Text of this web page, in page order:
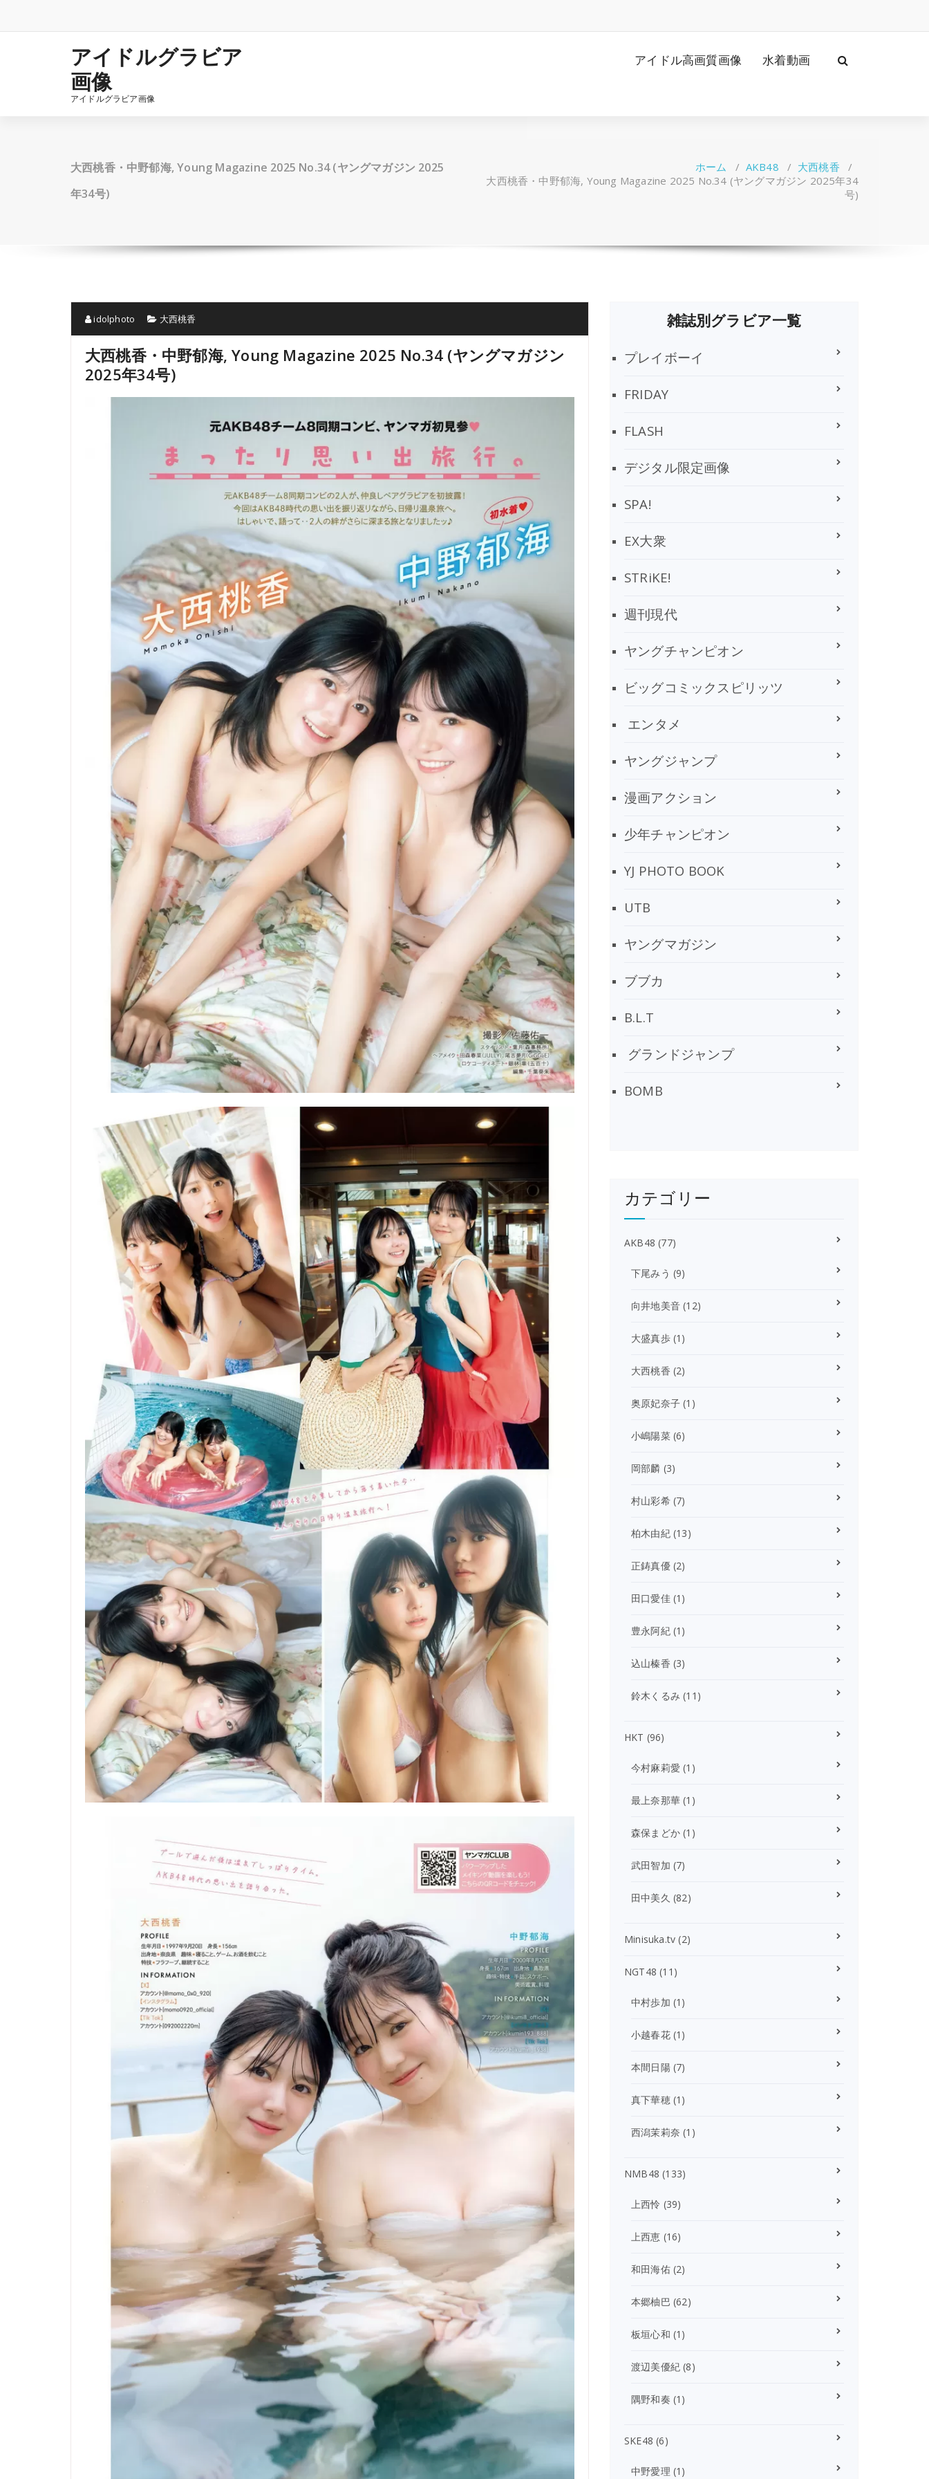
テ
アイドルグラビア
画像
アイドルグラビア画像
アイドル高画質画像 水着動画
大西桃香・中野郁海, Young Magazine 2025 No.34 (ヤングマガジン 2025
年34号)
ホーム / AKB48 / 大西桃香 /
大西桃香・中野郁海, Young Magazine 2025 No.34 (ヤングマガジン 2025年34
号)
idolphoto 大西桃香
大西桃香・中野郁海, Young Magazine 2025 No.34 (ヤングマガジン
2025年34号)
雑誌別グラビア一覧
プレイボーイ
FRIDAY
FLASH
デジタル限定画像
SPA!
EX大衆
STRiKE!
週刊現代
ヤングチャンピオン
ビッグコミックスピリッツ
エンタメ
ヤングジャンプ
漫画アクション
少年チャンピオン
YJ PHOTO BOOK
UTB
ヤングマガジン
ブブカ
B.L.T
グランドジャンプ
BOMB
カテゴリー
AKB48 (77)
下尾みう (9)
向井地美音 (12)
大盛真歩(1)
大西桃香 (2)
奥原妃奈子 (1)
小嶋陽菜(6)
岡部麟 (3)
村山彩希(7)
柏木由紀(13)
正鋳真優(2)
田口愛佳(1)
豊永阿紀(1)
込山榛香 (3)
鈴木くるみ (11)
HKT (96)
今村麻莉愛 (1)
最上奈那華 (1)
森保まどか (1)
武田智加 (7)
田中美久 (82)
Minisuka.tv (2)
NGT48 (11)
中村歩加 (1)
小越春花(1)
本間日陽(7)
真下華穂(1)
西潟茉莉奈 (1)
NMB48 (133)
上西怜 (39)
上西恵 (16)
和田海佑(2)
本郷柚巴 (62)
板垣心和 (1)
渡辺美優紀 (8)
隅野和奏 (1)
SKE48 (6)
中野愛理 (1)